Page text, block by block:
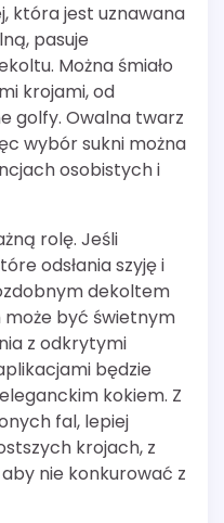
która jest uznawana
pasuje
Można śmiało
krojami, od
golfy. Owalna twarz
wybór sukni można
osobistych i
rolę. Jeśli
odsłania szyję i
dekoltem
być świetnym
z odkrytymi
będzie
kokiem. Z
fal, lepiej
krojach, z
nie konkurować z